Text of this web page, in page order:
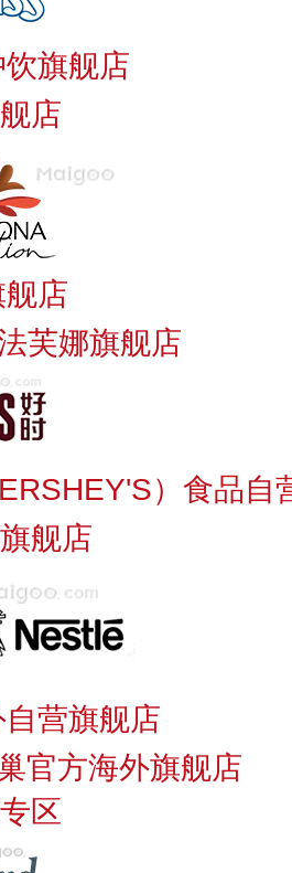
旗舰店
店
店
芙娜旗舰店
）食品自
舰店
营旗舰店
官方海外旗舰店
区